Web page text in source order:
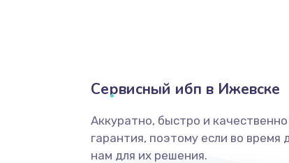
Сервисный ибп в Ижевске
Аккуратно, быстро и
гарантия, поэтому если во
нам для их решения.